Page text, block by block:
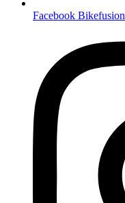
Facebook Bikefusion